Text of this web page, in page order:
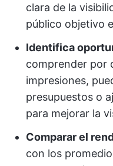
clara de la
público objetivo
Identifica
comprender por
impresiones,
presupuestos o
para mejorar la
Comparar el
con los